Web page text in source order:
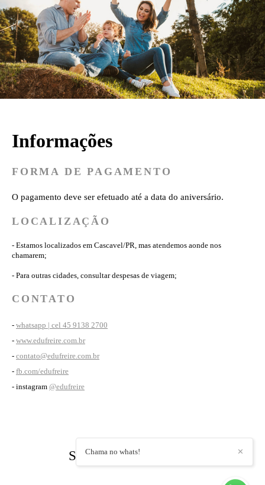
Informações
FORMA DE PAGAMENTO
O pagamento deve ser efetuado até a data do aniversário.
LOCALIZAÇÃO
- Estamos localizados em Cascavel/PR, mas atendemos aonde nos
chamarem;
- Para outras cidades, consultar despesas de viagem;
CONTATO
- whatsapp | cel 45 9138 2700
- www.edufreire.com.br
- contato@edufreire.com.br
- fb.com/edufreire
- instagram @edufreire
Siga o nosso instagram ✕
Chama no whats!